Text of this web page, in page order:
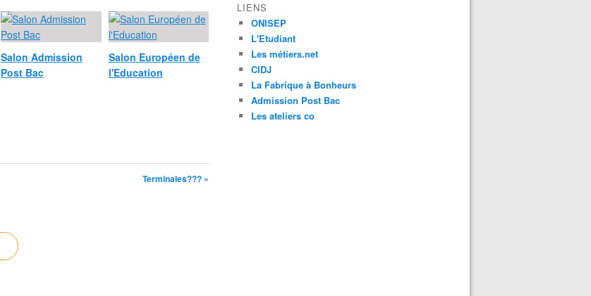
Salon Admission
Post Bac
Salon Européen de
l'Education
Terminales??? »
LIENS
ONISEP
L'Etudiant
Les métiers.net
CIDJ
La Fabrique à Bonheurs
Admission Post Bac
Les ateliers co